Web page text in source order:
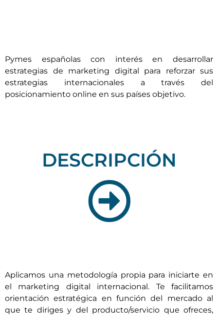
Pymes españolas con interés en desarrollar
estrategias de marketing digital para reforzar sus
DESCRIPCIÓN
Aplicamos una metodología propia para iniciarte en
el marketing digital internacional. Te facilitamos